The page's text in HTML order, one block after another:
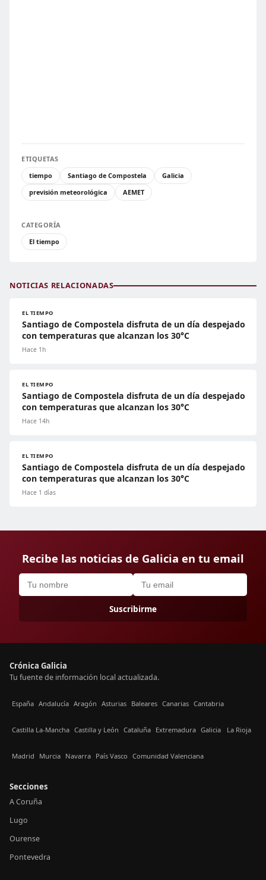
ETIQUETAS
tiempo
Santiago de Compostela
Galicia
previsión meteorológica
AEMET
CATEGORÍA
El tiempo
NOTICIAS RELACIONADAS
EL TIEMPO
Santiago de Compostela disfruta de un día despejado
con temperaturas que alcanzan los 30°C
Hace 1h
EL TIEMPO
Santiago de Compostela disfruta de un día despejado
con temperaturas que alcanzan los 30°C
Hace 14h
EL TIEMPO
Santiago de Compostela disfruta de un día despejado
con temperaturas que alcanzan los 30°C
Hace 1 días
Recibe las noticias de Galicia en tu email
Suscribirme
Crónica Galicia
Tu fuente de información local actualizada.
España Andalucía Aragón Asturias Baleares Canarias Cantabria
Castilla La-Mancha Castilla y León Cataluña Extremadura Galicia La Rioja
Madrid Murcia Navarra País Vasco Comunidad Valenciana
Secciones
A Coruña
Lugo
Ourense
Pontevedra